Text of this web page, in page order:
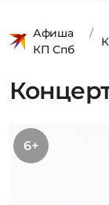
Афиша
КП Спб
6+